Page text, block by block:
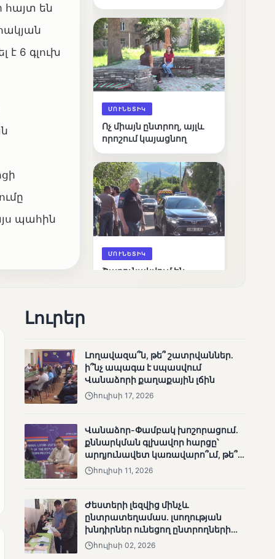
հայտ են
է 6 գլուխ
պահին
արդյունքները
ՄՈՒՆԵՏԻԿ
Ոչ միայն ընտրող, այլև
որոշում կայացնող
ՄՈՒՆԵՏԻԿ
Շարունակվում են
Մատչելի
ընտրություններ՝ դեռևս
չլուծված խնդիրներով.
դիտորդական
արդյունքները
Լուրեր
Լողավազա՞ն, թե՞ շատրվաններ.
ի՞նչ ապագա է սպասվում
Վանաձորի քաղաքային լճին
հուլիսի 17, 2026
Վանաձոր-Փամբակ խոշորացում.
քննարկման գլխավոր հարցը՝
արդյունավետ կառավարո՞ւմ, թե՞
քաղաքական նպատակ
հուլիսի 11, 2026
Ժեստերի լեզվից մինչև
ընտրատեղամաս. լսողության
խնդիրներ ունեցող ընտրողների
ճանապարհը
հուլիսի 02, 2026